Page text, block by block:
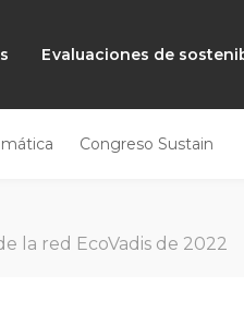
Evaluaciones de
Congreso Sustain
la red EcoVadis de 2022